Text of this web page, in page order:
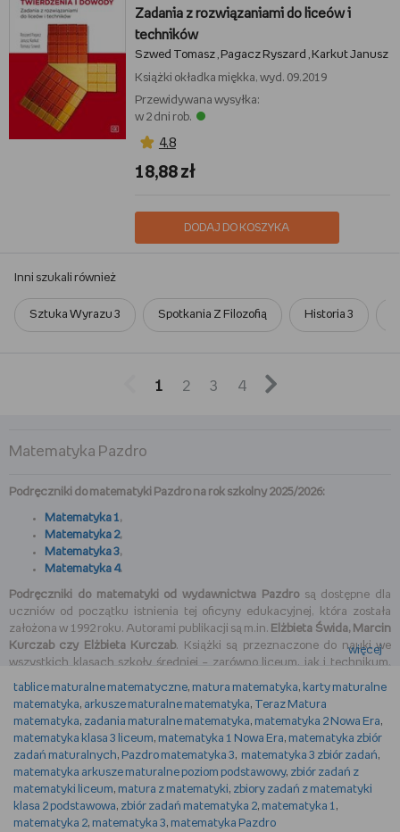
Zadania z rozwiązaniami do liceów i
techników
Szwed Tomasz Pagacz Ryszard
Karkut Janusz
Książki okładka miękka, wyd. 09.2019
Przewidywana wysyłka:
w 2 dni rob.
4,8
18,88 zł
DODAJ DO KOSZYKA
Inni szukali również
Sztuka Wyrazu 3 Spotkania Z Filozofią Historia 3
1 2 3 4 
Matematyka Pazdro
Podręczniki do matematyki Pazdro na rok szkolny 2025/2026:
Matematyka 1,
Matematyka 2,
Matematyka 3,
Matematyka 4.
Podręczniki do matematyki od wydawnictwa Pazdrosą dostępne dla
uczniów od początku istnienia tej oficyny edukacyjnej, która została
założona w 1992 roku. Autorami publikacji są m.in. Elżbieta Świda, Marcin
Kurczab czy Elżbieta Kurczab. Książki są przeznaczone do nauki we
wszystkich klasach szkoły średniej – zarówno liceum, jak i technikum.
Obejmują podstawowy oraz rozszerzony zakres nauczania.
Wydawnictwo Pazdro – matematyka przyjazna dla ucznia
Podręczniki Wydawnictwa Pazdro do matematykiporuszają zagadnienia
podzielone na rozdziały. Treść omawiana jest na przykładach, a
podsumowaniem danego obszaru tematycznego są zadania otwarte i
zamknięte do sprawdzenia wiedzy przed sprawdzianem.
Autorzy dodali także odpowiedzi do zadań, by podczas samodzielnej
więcej
tablice maturalne matematyczne, matura matematyka, karty maturalne
matematyka, arkusze maturalne matematyka, Teraz Matura
matematyka, zadania maturalne matematyka, matematyka 2 Nowa Era,
matematyka klasa 3 liceum, matematyka 1 Nowa Era, matematyka zbiór
zadań maturalnych, Pazdro matematyka 3, matematyka 3 zbiór zadań,
matematyka arkusze maturalne poziom podstawowy, zbiór zadań z
matematyki liceum, matura z matematyki, zbiory zadań z matematyki
klasa 2 podstawowa, zbiór zadań matematyka 2, matematyka 1,
matematyka 2, matematyka 3, matematyka Pazdro